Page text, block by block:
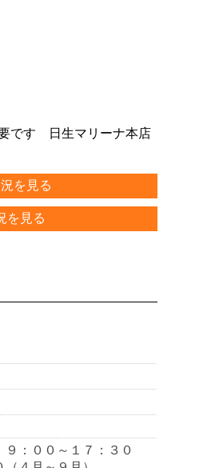
です 日生マリーナ本店
を見る
を見る
９：００～１７：３０